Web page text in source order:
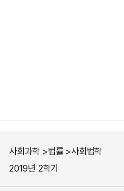
사회과학 >법률 >사회법학
2019년 2학기